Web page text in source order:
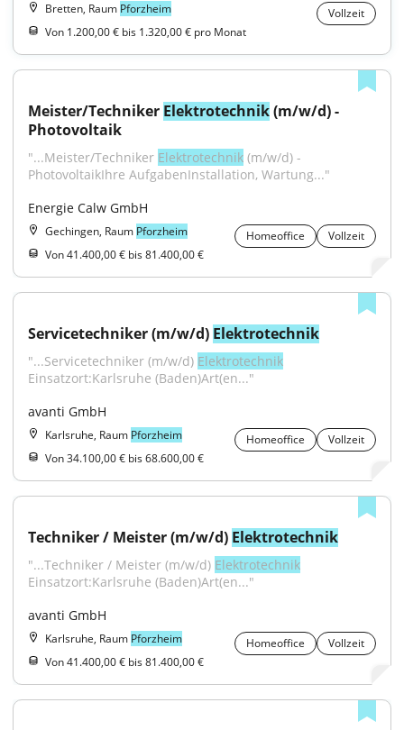
Bretten, Raum Pforzheim
Vollzeit
Von 1.200,00 € bis 1.320,00 € pro Monat
Meister/Techniker Elektrotechnik (m/w/d) -
Photovoltaik
"...Meister/Techniker Elektrotechnik (m/w/d) -
PhotovoltaikIhre AufgabenInstallation, Wartung..."
Energie Calw GmbH
Gechingen, Raum Pforzheim Homeoffice
Vollzeit
Von 41.400,00 € bis 81.400,00 €
Servicetechniker (m/w/d) Elektrotechnik
"...Servicetechniker (m/w/d) Elektrotechnik
Einsatzort:Karlsruhe (Baden)Art(en..."
avanti GmbH
Karlsruhe, Raum Pforzheim Homeoffice
Vollzeit
Von 34.100,00 € bis 68.600,00 €
Techniker / Meister (m/w/d) Elektrotechnik
"...Techniker / Meister (m/w/d) Elektrotechnik
Einsatzort:Karlsruhe (Baden)Art(en..."
avanti GmbH
Karlsruhe, Raum Pforzheim Homeoffice
Vollzeit
Von 41.400,00 € bis 81.400,00 €